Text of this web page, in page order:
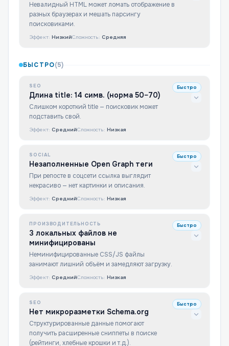
Невалидный HTML может ломать отображение в
разных браузерах и мешать парсингу
поисковиками.
Эффект: НизкийСложность: Средняя
БЫСТРО(5)
SEO
Длина title: 14 симв. (норма 50–70)
Слишком короткий title — поисковик может
подставить свой.
Быстро
Эффект: СреднийСложность: Низкая
SOCIAL
Незаполненные Open Graph теги
При репосте в соцсети ссылка выглядит
некрасиво — нет картинки и описания.
Быстро
Эффект: СреднийСложность: Низкая
ПРОИЗВОДИТЕЛЬНОСТЬ
3 локальных файлов не
минифицированы
Неминифицированные CSS/JS файлы
занимают лишний объём и замедляют загрузку.
Быстро
Эффект: СреднийСложность: Низкая
SEO
Нет микроразметки Schema.org
Структурированные данные помогают
получить расширенные сниппеты в поиске
(рейтинги, хлебные крошки и т.д.).
Быстро